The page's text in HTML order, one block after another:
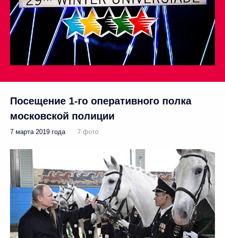
Посещение 1-го оперативного полка
московской полиции
7 марта 2019 года 7 фото